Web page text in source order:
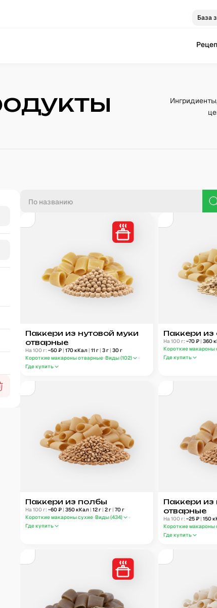
База
Паккери из нутовой муки
отварные
На 100 г: ~50₽ | 170кКал | 11 г | 3г | 30г
Короткие макароны отварные Виды (102)
Где купить
Паккери из
На 100 г: ~70₽ | 360
Короткие макароны
Где купить
Паккери из полбы
На 100 г: ~60₽ | 350кКал | 12г | 2г | 70г
Короткие макароны сухие Виды (434)
Где купить
Паккери
отварные
На 100 г: ~25₽ | 150
Короткие макароны
Где купить